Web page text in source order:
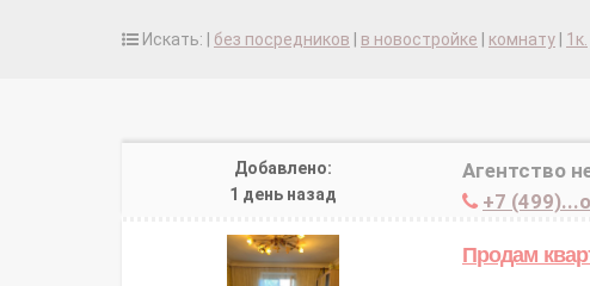
Искать: | без посредников в новостройке комнату 1к.
Добавлено:
1 день назад
Агентство
+7
Продам